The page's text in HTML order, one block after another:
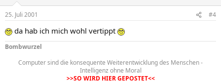
25. Juli 2001 #4
da hab ich mich wohl vertippt
Bombwurzel
Computer sind die konsequente Weiterentwicklung des Menschen -
Intelligenz ohne Moral
>>SO WIRD HIER GEPOSTET<<